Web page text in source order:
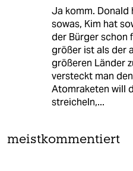
Ja komm.
sowas, Kim hat
der Bürger schon
größer ist als der
größeren Länder
versteckt man
Atomraketen will
streicheln,...
meistkommentiert